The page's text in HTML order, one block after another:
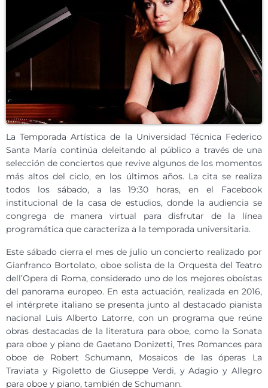
La Temporada Artística de la Universidad Técnica Federico
Santa María continúa deleitando al público a través de una
selección de conciertos que revive algunos de los momentos
más altos del ciclo, en los últimos años. La cita se realiza
todos los sábado, a las 19:30 horas, en el Facebook
institucional de la casa de estudios, donde la audiencia se
congrega de manera virtual para disfrutar de la línea
programática que caracteriza a la temporada universitaria.
Este sábado cierra el mes de julio un concierto realizado por
Gianfranco Bortolato, oboe solista de la Orquesta del Teatro
dell’Opera di Roma, considerado uno de los mejores oboístas
del panorama europeo. En esta actuación, realizada en 2016,
el intérprete italiano se presenta junto al destacado pianista
nacional Luis Alberto Latorre, con un programa que reúne
obras destacadas de la literatura para oboe, como la Sonata
para oboe y piano de Gaetano Donizetti, Tres Romances para
oboe de Robert Schumann, Mosaicos de las óperas La
Traviata y Rigoletto de Giuseppe Verdi, y Adagio y Allegro
para oboe y piano, también de Schumann.